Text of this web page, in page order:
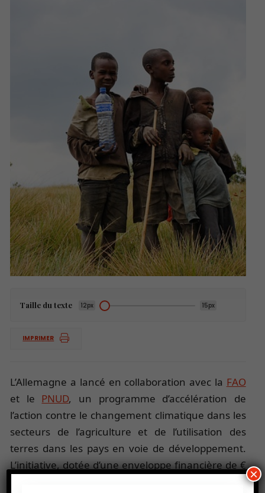
Taille du texte 12px 15px
IMPRIMER
L’Allemagne a lancé en collaboration avec la FAO
et le PNUD, un programme d’accélération de
l’action contre le changement climatique dans les
secteurs de l’agriculture et de l’utilisation des
terres dans les pays en voie de développement.
L’initiative, dotée d’une enveloppe financière de €
20 millions, accompagnera 10 à 12 pays ×